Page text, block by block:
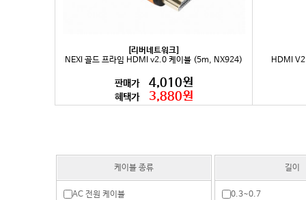
[리버네트워크]
NEXI 골드 프라임 HDMI v2.0 케이블 (5m, NX924)
판매가 4,010원
혜택가 3,880원
HDMI
케이블 종류
AC 전원 케이블
길이
0.3~0.7